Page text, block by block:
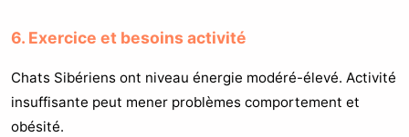
6. Exercice et besoins activité
Chats Sibériens ont niveau énergie modéré-élevé. Activité
insuffisante peut mener problèmes comportement et
obésité.